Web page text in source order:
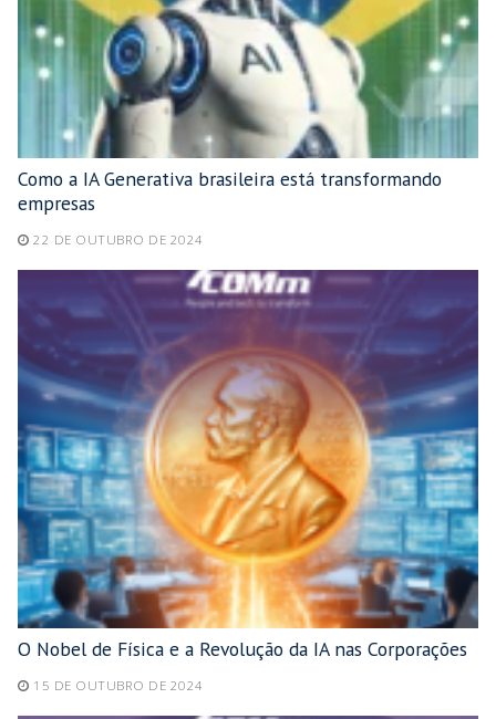
Como a IA Generativa brasileira está transformando
empresas
22 DE OUTUBRO DE 2024
O Nobel de Física e a Revolução da IA nas Corporações
15 DE OUTUBRO DE 2024